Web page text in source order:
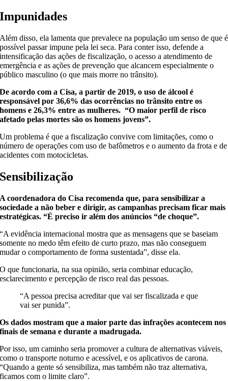
Impunidades
Além disso, ela lamenta que prevalece na população um senso de que é
possível passar impune pela lei seca. Para conter isso, defende a
intensificação das ações de fiscalização, o acesso a atendimento de
emergência e as ações de prevenção que alcancem especialmente o
público masculino (o que mais morre no trânsito).
De acordo com a Cisa, a partir de 2019, o uso de álcool é
responsável por 36,6% das ocorrências no trânsito entre os
homens e 26,3% entre as mulheres. “O maior perfil de risco
afetado pelas mortes são os homens jovens”.
Um problema é que a fiscalização convive com limitações, como o
número de operações com uso de bafômetros e o aumento da frota e de
acidentes com motocicletas.
Sensibilização
A coordenadora do Cisa recomenda que, para sensibilizar a
sociedade a não beber e dirigir, as campanhas precisam ficar mais
estratégicas. “É preciso ir além dos anúncios “de choque”.
“A evidência internacional mostra que as mensagens que se baseiam
somente no medo têm efeito de curto prazo, mas não conseguem
mudar o comportamento de forma sustentada”, disse ela.
O que funcionaria, na sua opinião, seria combinar educação,
esclarecimento e percepção de risco real das pessoas.
“A pessoa precisa acreditar que vai ser fiscalizada e que
vai ser punida”.
Os dados mostram que a maior parte das infrações acontecem nos
finais de semana e durante a madrugada.
Por isso, um caminho seria promover a cultura de alternativas viáveis,
como o transporte noturno e acessível, e os aplicativos de carona.
“Quando a gente só sensibiliza, mas também não traz alternativa,
ficamos com o limite claro”.